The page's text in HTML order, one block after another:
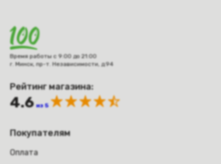
Время работы с 9:00 до 21:00
г. Минск, пр-т. Независимости, д.94
Рейтинг магазина:
4.6 из 5
Покупателям
Оплата